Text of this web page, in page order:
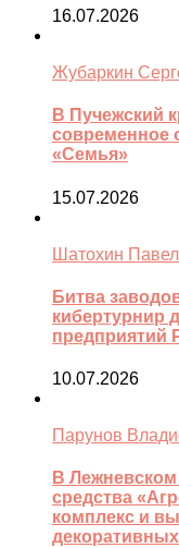
16.07.2026
Жубаркин
В Пучежский
современное
«Семья»
15.07.2026
Шатохин Павел
Битва
кибертурнир
предприятий
10.07.2026
Парунов
В
средства
комплекс и
декоративных